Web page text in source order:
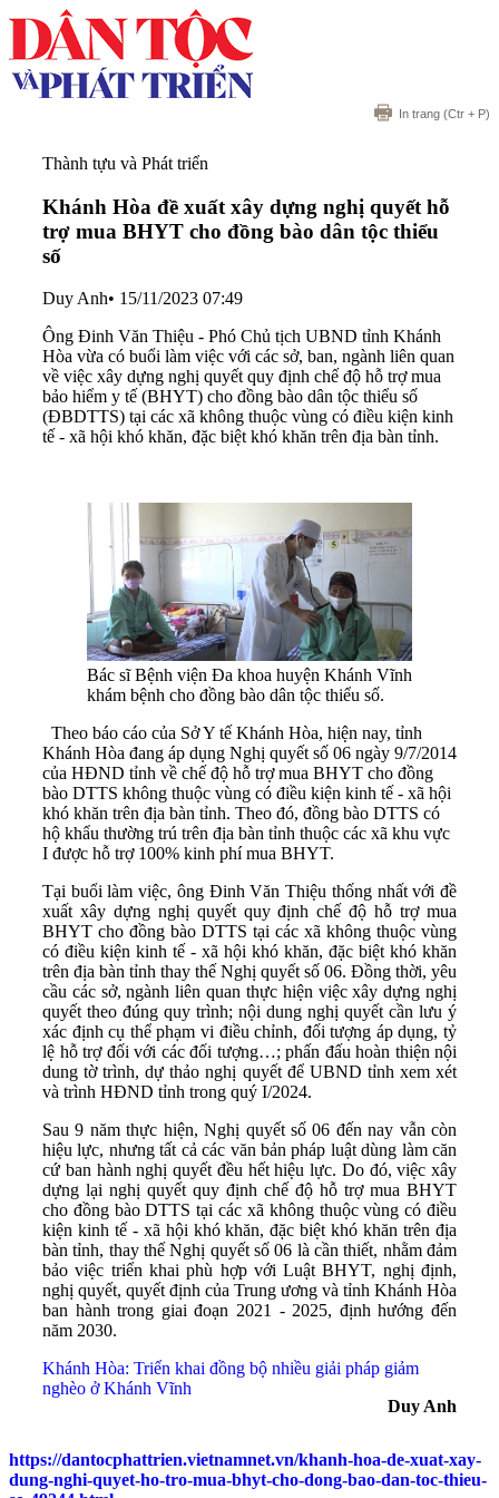
In trang (Ctr + P)
Thành tựu và Phát triển
Khánh Hòa đề xuất xây dựng nghị quyết hỗ
trợ mua BHYT cho đồng bào dân tộc thiểu
số
Duy Anh• 15/11/2023 07:49
Ông Đinh Văn Thiệu - Phó Chủ tịch UBND tỉnh Khánh
Hòa vừa có buổi làm việc với các sở, ban, ngành liên quan
về việc xây dựng nghị quyết quy định chế độ hỗ trợ mua
bảo hiểm y tế (BHYT) cho đồng bào dân tộc thiểu số
(ĐBDTTS) tại các xã không thuộc vùng có điều kiện kinh
tế - xã hội khó khăn, đặc biệt khó khăn trên địa bàn tỉnh.
Bác sĩ Bệnh viện Đa khoa huyện Khánh Vĩnh
khám bệnh cho đồng bào dân tộc thiểu số.
Theo báo cáo của Sở Y tế Khánh Hòa, hiện nay, tỉnh
Khánh Hòa đang áp dụng Nghị quyết số 06 ngày 9/7/2014
của HĐND tỉnh về chế độ hỗ trợ mua BHYT cho đồng
bào DTTS không thuộc vùng có điều kiện kinh tế - xã hội
khó khăn trên địa bàn tỉnh. Theo đó, đồng bào DTTS có
hộ khẩu thường trú trên địa bàn tỉnh thuộc các xã khu vực
I được hỗ trợ 100% kinh phí mua BHYT.
Tại buổi làm việc, ông Đinh Văn Thiệu thống nhất với đề
xuất xây dựng nghị quyết quy định chế độ hỗ trợ mua
BHYT cho đồng bào DTTS tại các xã không thuộc vùng
có điều kiện kinh tế - xã hội khó khăn, đặc biệt khó khăn
trên địa bàn tỉnh thay thế Nghị quyết số 06. Đồng thời, yêu
cầu các sở, ngành liên quan thực hiện việc xây dựng nghị
quyết theo đúng quy trình; nội dung nghị quyết cần lưu ý
xác định cụ thể phạm vi điều chỉnh, đối tượng áp dụng, tỷ
lệ hỗ trợ đối với các đối tượng…; phấn đấu hoàn thiện nội
dung tờ trình, dự thảo nghị quyết để UBND tỉnh xem xét
và trình HĐND tỉnh trong quý I/2024.
Sau 9 năm thực hiện, Nghị quyết số 06 đến nay vẫn còn
hiệu lực, nhưng tất cả các văn bản pháp luật dùng làm căn
cứ ban hành nghị quyết đều hết hiệu lực. Do đó, việc xây
dựng lại nghị quyết quy định chế độ hỗ trợ mua BHYT
cho đồng bào DTTS tại các xã không thuộc vùng có điều
kiện kinh tế - xã hội khó khăn, đặc biệt khó khăn trên địa
bàn tỉnh, thay thế Nghị quyết số 06 là cần thiết, nhằm đảm
bảo việc triển khai phù hợp với Luật BHYT, nghị định,
nghị quyết, quyết định của Trung ương và tỉnh Khánh Hòa
ban hành trong giai đoạn 2021 - 2025, định hướng đến
năm 2030.
Khánh Hòa: Triển khai đồng bộ nhiều giải pháp giảm
nghèo ở Khánh Vĩnh
Duy Anh
https://dantocphattrien.vietnamnet.vn/khanh-hoa-de-xuat-xay-
dung-nghi-quyet-ho-tro-mua-bhyt-cho-dong-bao-dan-toc-thieu-